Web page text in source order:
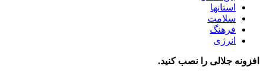
استانها
سلامت
فرهنگ
انرژی
افزونه جلالی را نصب کنید.